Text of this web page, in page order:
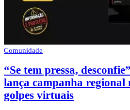
Comunidade
“Se tem pressa,
lança campanha regional
golpes virtuais